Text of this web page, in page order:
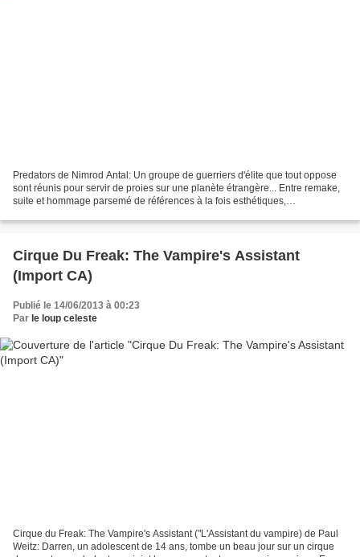
Predators de Nimrod Antal: Un groupe de guerriers d'élite que tout oppose
sont réunis pour servir de proies sur une planète étrangère... Entre remake,
suite et hommage parsemé de références à la fois esthétiques,
Cirque Du Freak: The Vampire's Assistant
(Import CA)
Publié le 14/06/2013 à 00:23
Par le loup celeste
Cirque du Freak: The Vampire's Assistant ("L'Assistant du vampire) de Paul
Weitz: Darren, un adolescent de 14 ans, tombe un beau jour sur un cirque